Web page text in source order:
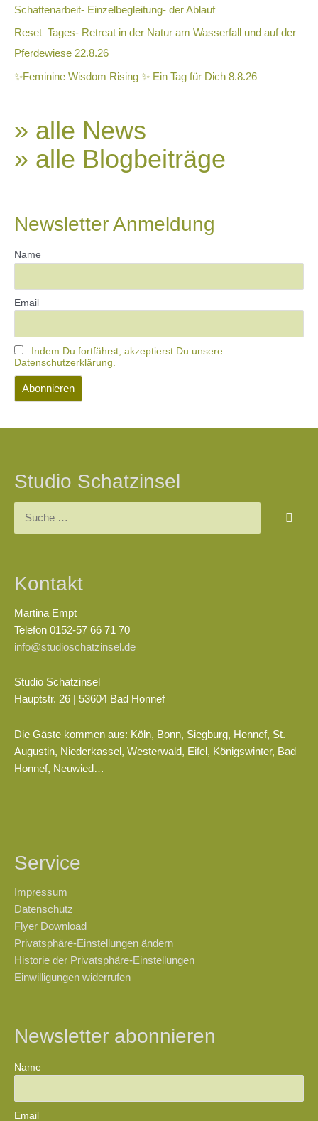
Schattenarbeit- Einzelbegleitung- der Ablauf
Reset_Tages- Retreat in der Natur am Wasserfall und auf der
Pferdewiese 22.8.26
✨Feminine Wisdom Rising ✨ Ein Tag für Dich 8.8.26
» alle News
» alle Blogbeiträge
Newsletter Anmeldung
Name
Email
Indem Du fortfährst, akzeptierst Du unsere
Datenschutzerklärung.
Studio Schatzinsel
Kontakt
Martina Empt
Telefon 0152-57 66 71 70
info@studioschatzinsel.de
Studio Schatzinsel
Hauptstr. 26 | 53604 Bad Honnef
Die Gäste kommen aus: Köln, Bonn, Siegburg, Hennef, St.
Augustin, Niederkassel, Westerwald, Eifel, Königswinter, Bad
Honnef, Neuwied…
Service
Impressum
Datenschutz
Flyer Download
Privatsphäre-Einstellungen ändern
Historie der Privatsphäre-Einstellungen
Einwilligungen widerrufen
Newsletter abonnieren
Name
Email